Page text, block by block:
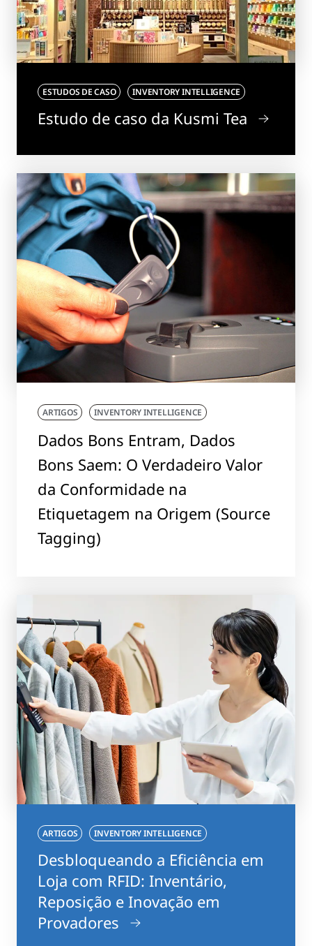
ESTUDOS DE CASO INVENTORY INTELLIGENCE
Estudo de caso da Kusmi Tea
ARTIGOS INVENTORY INTELLIGENCE
Dados Bons Entram, Dados
Bons Saem: O Verdadeiro Valor
da Conformidade na
Etiquetagem na Origem (Source
Tagging)
ARTIGOS INVENTORY INTELLIGENCE
Desbloqueando a Eficiência em
Loja com RFID: Inventário,
Reposição e Inovação em
Provadores